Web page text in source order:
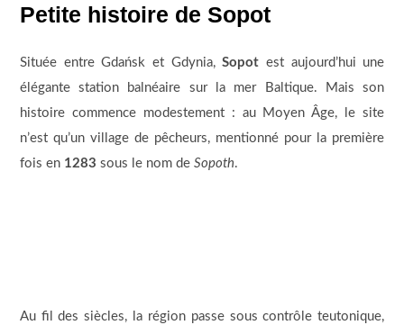
Petite histoire de Sopot
Située entre Gdańsk et Gdynia,Sopot est aujourd’hui une
élégante station balnéaire sur la mer Baltique. Mais son
histoire commence modestement : au Moyen Âge, le site
n’est qu’un village de pêcheurs, mentionné pour la première
fois en 1283 sous le nom de Sopoth.
Au fil des siècles, la région passe sous contrôle teutonique,